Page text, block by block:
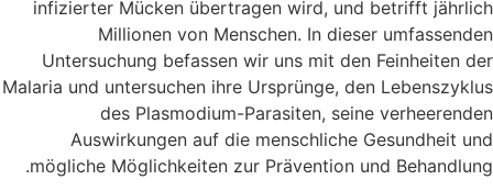
infizierter Mücken übertragen wird, und betrifft jährlich
Millionen von Menschen. In dieser umfassenden
Untersuchung befassen wir uns mit den Feinheiten der
Malaria und untersuchen ihre Ursprünge, den Lebenszyklus
des Plasmodium-Parasiten, seine verheerenden
Auswirkungen auf die menschliche Gesundheit und
mögliche Möglichkeiten zur Prävention und Behandlung.